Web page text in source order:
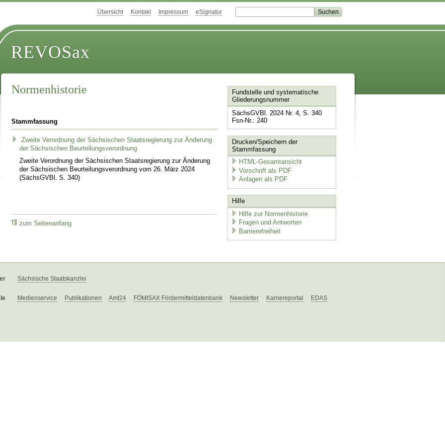
Übersicht Kontakt Impressum eSignatur
REVOSax
Normenhistorie
Stammfassung
Zweite Verordnung der Sächsischen Staatsregierung zur Änderung
der Sächsischen Beurteilungsverordnung
Zweite Verordnung der Sächsischen Staatsregierung zur Änderung
der Sächsischen Beurteilungsverordnung vom 26. März 2024
(SächsGVBl. S. 340)
zum Seitenanfang
Fundstelle und systematische
Gliederungsnummer
SächsGVBl. 2024 Nr. 4, S. 340
Fsn-Nr.: 240
Drucken/Speichern der
Stammfassung
HTML-Gesamtansicht
Vorschrift als PDF
Anlagen als PDF
Hilfe
Hilfe zur Normenhistorie
Fragen und Antworten
Barrierefreiheit
Sächsische Staatskanzlei
Medienservice Publikationen Amt24 FÖMISAX Fördermitteldatenbank Newsletter Karriereportal EDAS